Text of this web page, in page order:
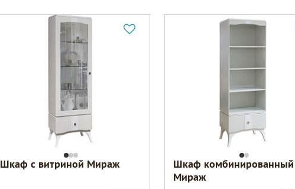
Шкаф с витриной Мираж
Шкаф комбинированный
Мираж